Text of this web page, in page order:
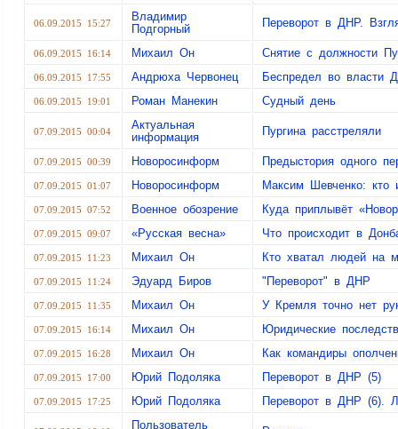
06.09.2015 15:27
Владимир
Подгорный
Переворот в ДНР.
06.09.2015 16:14 Михаил Он Снятие с должности
06.09.2015 17:55 Андрюха Червонец Беспредел во власти
06.09.2015 19:01 Роман Манекин Судный день
07.09.2015 00:04
Актуальная
информация
Пургина расстреляли
07.09.2015 00:39 Новоросинформ Предыстория одного
07.09.2015 01:07 Новоросинформ Максим Шевченко: кто
07.09.2015 07:52 Военное обозрение Куда приплывёт
07.09.2015 09:07 «Русская весна» Что происходит в
07.09.2015 11:23 Михаил Он Кто хватал людей на
07.09.2015 11:24 Эдуард Биров "Переворот" в ДНР
07.09.2015 11:35 Михаил Он У Кремля точно нет
07.09.2015 16:14 Михаил Он Юридические
07.09.2015 16:28 Михаил Он Как командиры
07.09.2015 17:00 Юрий Подоляка Переворот в ДНР (5)
07.09.2015 17:25 Юрий Подоляка Переворот в ДНР (6).
Пользователь